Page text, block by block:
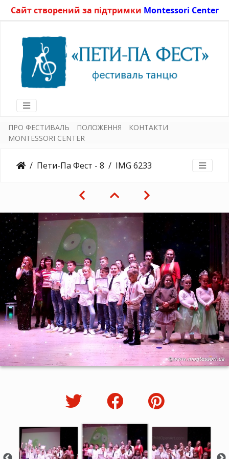
Сайт створений за підтримки Montessori Center
ПРО ФЕСТИВАЛЬ ПОЛОЖЕННЯ
КОНТАКТИ
MONTESSORI CENTER
Пети-Па Фест - 8 IMG 6233